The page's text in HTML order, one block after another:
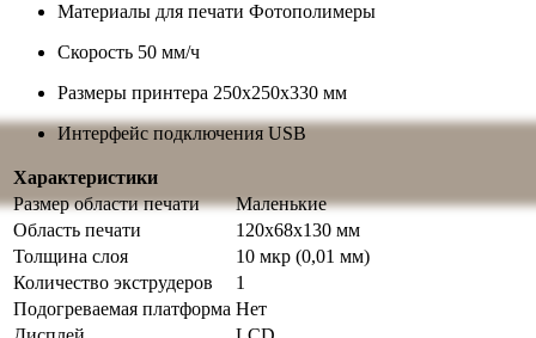
Материалы для печати Фотополимеры
Скорость 50 мм/ч
Размеры принтера 250х250х330 мм
Интерфейс подключения USB
Характеристики
Размер области печати
Маленькие
Область печати
120x68x130 мм
Толщина слоя
10 мкр (0,01 мм)
Количество экструдеров
1
Подогреваемая платформа Нет